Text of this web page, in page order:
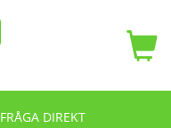
FRÅGA DIREKT